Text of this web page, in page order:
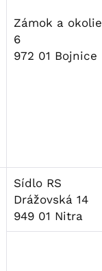
Zámok a okolie
6
972 01 Bojnice
Sídlo RS
Drážovská 14
949 01 Nitra